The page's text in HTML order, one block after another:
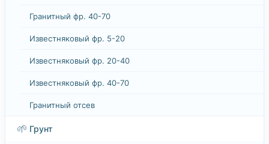
Гранитный фр. 40-70
Известняковый фр. 5-20
Известняковый фр. 20-40
Известняковый фр. 40-70
Гранитный отсев
🌱 Грунт